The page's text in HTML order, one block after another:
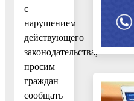
с
нарушением
действующего
законодательства,
просим
граждан
сообщать